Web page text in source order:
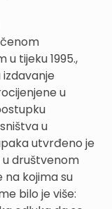
tijeku 1995.,
u
u
utvrđeno je
društvenom
kojima su
bilo je više: